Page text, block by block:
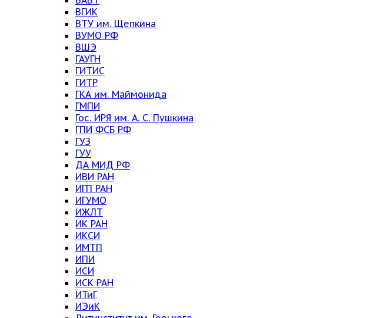
ВГИК
ВТУ им. Щепкина
ВУМО РФ
ВШЭ
ГАУГН
ГИТИС
ГИТР
ГКА им. Маймонида
ГМПИ
Гос. ИРЯ им. А. С. Пушкина
ГПИ ФСБ РФ
ГУЗ
ГУУ
ДА МИД РФ
ИВИ РАН
ИГП РАН
ИГУМО
ИЖЛТ
ИК РАН
ИКСИ
ИМТП
ИПИ
ИСИ
ИСК РАН
ИТиГ
ИЭиК